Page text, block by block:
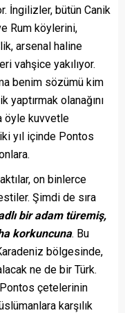
İngilizler, bütün Canik
Rum köylerini,
arsenal haline
vahşice yakılıyor.
benim sözümü kim
olanağını
öyle kuvvetle
yıl içinde Pontos
on binlerce
Şimdi de sıra
bir adam türemiş,
korkuncuna. Bu
bölgesinde,
ne de bir Türk.
Pontos çetelerinin
karşılık